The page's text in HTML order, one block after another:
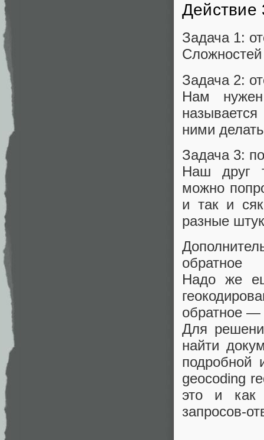
Действие
Задача 1:
Сложностей
Задача 2:
Нам
ними
Задача 3:
Наш друг
можно
и так и
разные
обратное
Надо же
обратное —
Для
найти
подробной
geocoding
это и как
запросов-